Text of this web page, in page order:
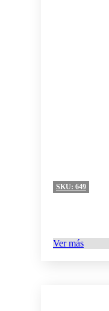
SKU: 649
Ver más